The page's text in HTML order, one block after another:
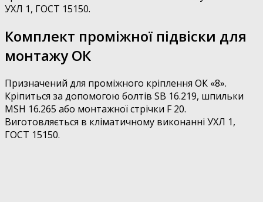
УХЛ 1, ГОСТ 15150.
Комплект проміжної підвіски для
монтажу ОК
Призначений для проміжного кріплення ОК «8».
Кріпиться за допомогою болтів SB 16.219, шпильки
MSH 16.265 або монтажної стрічки F 20.
Виготовляється в кліматичному виконанні УХЛ 1,
ГОСТ 15150.